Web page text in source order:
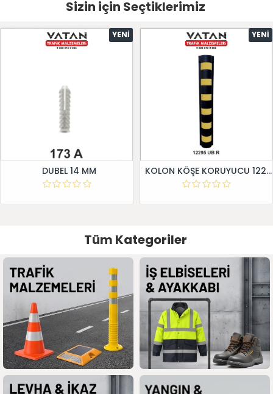
Sizin için Seçtiklerimiz
YENI
DUBEL 14 MM
YENI
KOLON KÖŞE KORUYUCU 12295 UB R
Tüm Kategoriler